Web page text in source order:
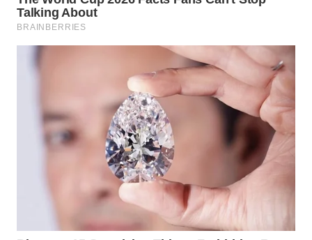
WN
LIKUPANG
LABUANBAJO
WN
BORNEO
NEWS